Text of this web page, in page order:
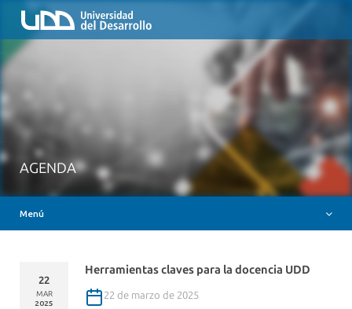
AGENDA
Menú
Inicio
QUIÉNES SOMOS
MESA AYUDA CANVAS
INSIGNIAS DIGITALES
Herramientas claves para la docencia UDD
22 de marzo de 2025
22
MAR
2025